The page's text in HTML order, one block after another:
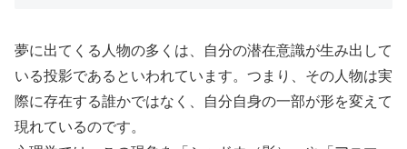
夢に出てくる人物の多くは、自分の潜在意識が生み出して
いる投影であるといわれています。つまり、その人物は実
際に存在する誰かではなく、自分自身の一部が形を変えて
現れているのです。